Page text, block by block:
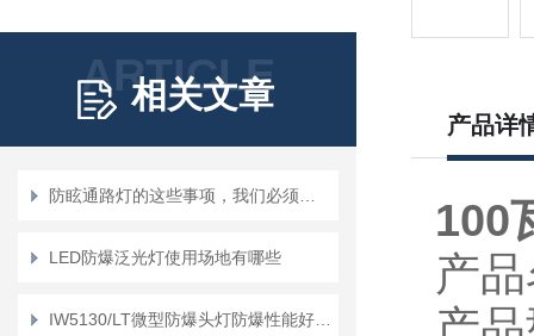
ARTICLE
相关文章
LED防爆泛光灯使用场地有哪些
产品详
100
产